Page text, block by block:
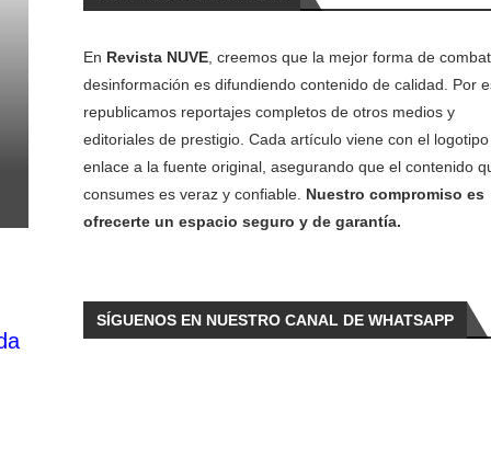
En Revista NUVE, creemos que la mejor forma de
desinformación es difundiendo contenido de calidad. Por
republicamos reportajes completos de otros medios y
editoriales de prestigio. Cada artículo viene con el
enlace a la fuente original, asegurando que el contenido
consumes es veraz y confiable. Nuestro compromiso es
ofrecerte un espacio seguro y de garantía.
SÍGUENOS EN NUESTRO CANAL DE WHATSAPP